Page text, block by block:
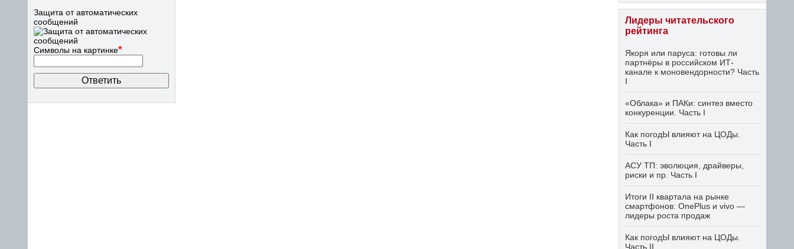
Защита от автоматических
сообщений
Символы на картинке*
Лидеры читательского
рейтинга
Якоря или паруса: готовы ли
партнёры в российском ИТ-
канале к моновендорности? Часть
I
«Облака» и ПАКи: синтез вместо
конкуренции. Часть I
Как погодЫ влияют на ЦОДы.
Часть I
АСУ ТП: эволюция, драйверы,
риски и пр. Часть I
Итоги II квартала на рынке
смартфонов: OnePlus и vivo —
лидеры роста продаж
Как погодЫ влияют на ЦОДы.
Часть II